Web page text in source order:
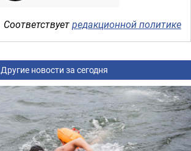
Соответствуетредакционной политике
Другие новости за сегодня